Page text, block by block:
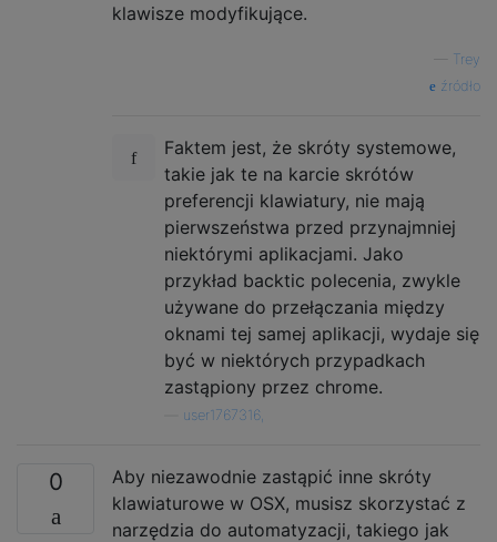
klawisze modyfikujące.
Trey
źródło
Faktem jest, że skróty systemowe,
takie jak te na karcie skrótów
preferencji klawiatury, nie mają
pierwszeństwa przed przynajmniej
niektórymi aplikacjami. Jako
przykład backtic polecenia, zwykle
używane do przełączania między
oknami tej samej aplikacji, wydaje się
być w niektórych przypadkach
zastąpiony przez chrome.
user1767316,
0
Aby niezawodnie zastąpić inne skróty
klawiaturowe w OSX, musisz skorzystać z
narzędzia do automatyzacji, takiego jak